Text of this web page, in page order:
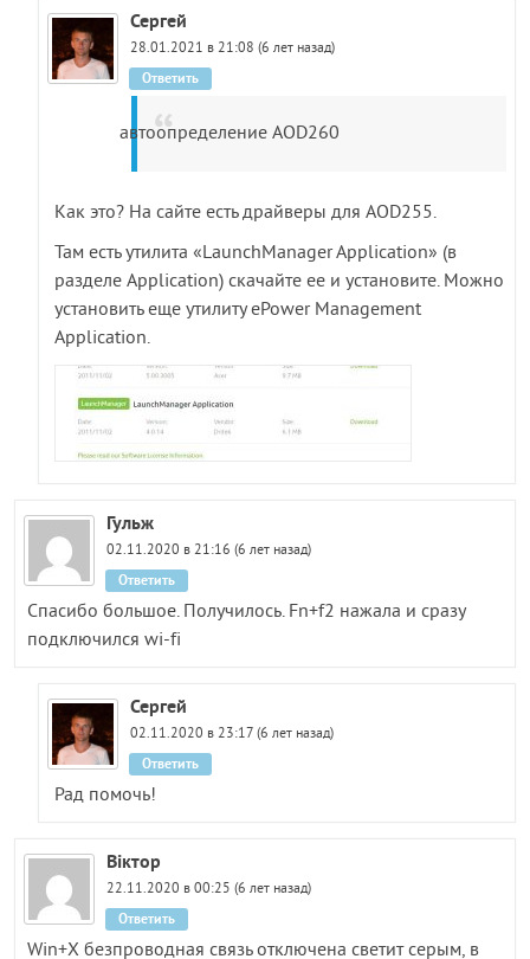
Сергей
28.01.2021 в 21:08 (6 лет назад)
автоопределение AOD260
Как это? На сайте есть драйверы для AOD255.
Там есть утилита «LaunchManager Application» (в
разделе Application) скачайте ее и установите. Можно
установить еще утилиту ePower Management
Application.
Ответить
Гульж
02.11.2020 в 21:16 (6 лет назад)
Спасибо большое. Получилось. Fn+f2 нажала и сразу
подключился wi-fi
Ответить
Сергей
02.11.2020 в 23:17 (6 лет назад)
Рад помочь!
Ответить
Віктор
22.11.2020 в 00:25 (6 лет назад)
Win+X безпроводная связь отключена светит серым, в
Ответить